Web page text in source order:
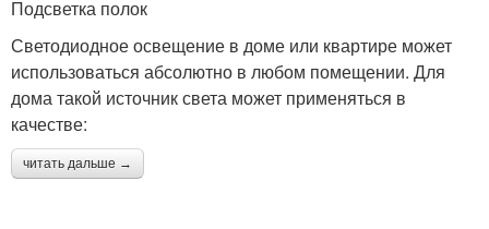
Подсветка полок
Светодиодное освещение в доме или квартире может
использоваться абсолютно в любом помещении. Для
дома такой источник света может применяться в
качестве:
читать дальше →